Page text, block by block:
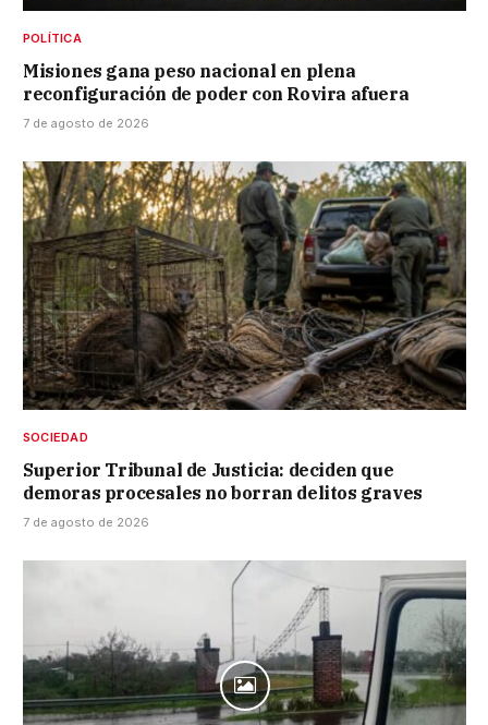
POLÍTICA
Misiones gana peso nacional en plena
reconfiguración de poder con Rovira afuera
7 de agosto de 2026
SOCIEDAD
Superior Tribunal de Justicia: deciden que
demoras procesales no borran delitos graves
7 de agosto de 2026